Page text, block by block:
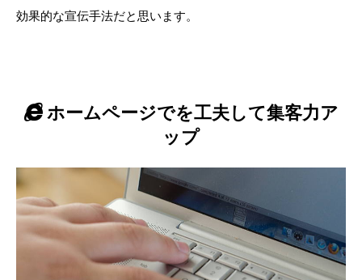
効果的な宣伝手法だと思います。
ホームページでを工夫して集客力ア
ップ